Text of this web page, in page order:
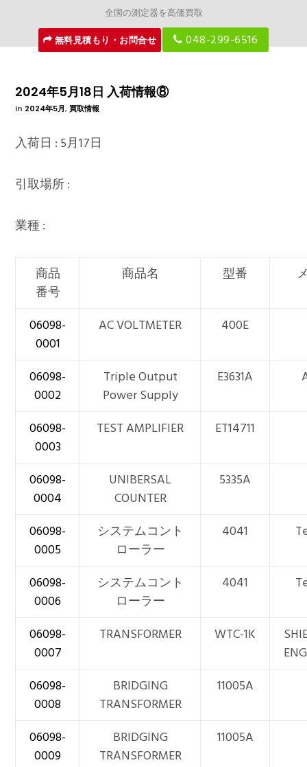
全国の測定器を高価買取
無料見積もり・お問合せ
048-299-6516
2024年5月18日 入荷情報⑧
In 2024年5月,買取情報
入荷日 : 5月17日
引取場所 :
業種 :
商品
番号
商品名 型番
06098-
0001
AC VOLTMETER 400E
06098-
0002
Triple Output
Power Supply
E3631A
06098-
0003
TEST AMPLIFIER ET14711
06098-
0004
UNIBERSAL
COUNTER
5335A
06098-
0005
システムコント
ローラー
4041
06098-
0006
システムコント
ローラー
4041
06098-
0007
TRANSFORMER WTC-1K
06098-
0008
BRIDGING
TRANSFORMER
11005A
06098-
0009
BRIDGING
TRANSFORMER
11005A